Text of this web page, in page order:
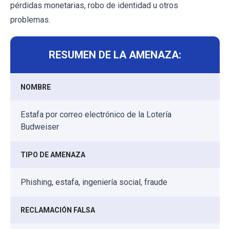
pérdidas monetarias, robo de identidad u otros
problemas.
RESUMEN DE LA AMENAZA:
NOMBRE
Estafa por correo electrónico de la Lotería
Budweiser
TIPO DE AMENAZA
Phishing, estafa, ingeniería social, fraude
RECLAMACIÓN FALSA